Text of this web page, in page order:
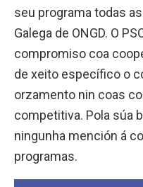
seu programa todas
Galega de ONGD. O
compromiso coa
de xeito específico o
orzamento nin coas
competitiva. Pola súa
ningunha mención á
programas.